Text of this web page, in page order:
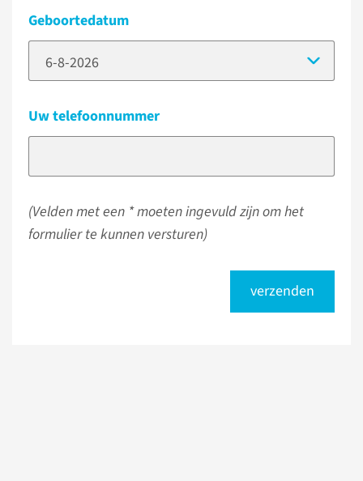
Geboortedatum
Uw telefoonnummer
(Velden met een * moeten ingevuld zijn om het
formulier te kunnen versturen)
verzenden